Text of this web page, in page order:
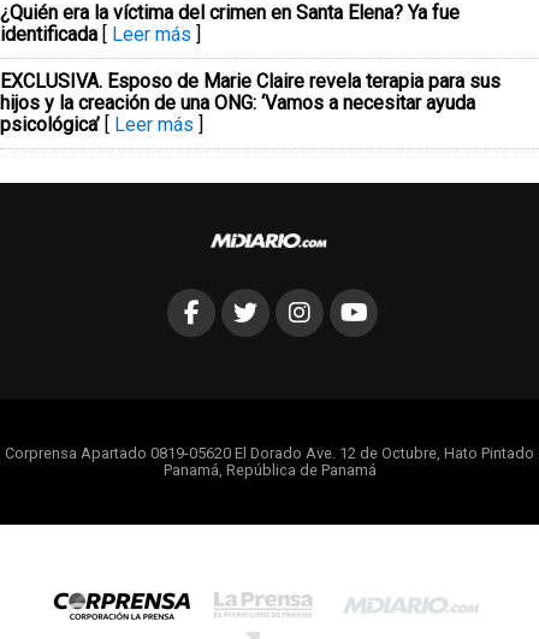
¿Quién era la víctima del crimen en Santa Elena? Ya fue
identificada [ Leer más ]
EXCLUSIVA. Esposo de Marie Claire revela terapia para sus
hijos y la creación de una ONG: ‘Vamos a necesitar ayuda
psicológica’ [ Leer más ]
Corprensa Apartado 0819-05620 El Dorado Ave. 12 de Octubre, Hato Pintado
Panamá, República de Panamá